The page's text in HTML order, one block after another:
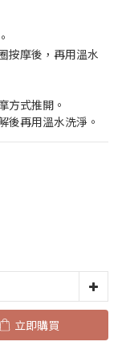
按摩後，再用溫水
方式推開。
後再用溫水洗淨。
立即購買